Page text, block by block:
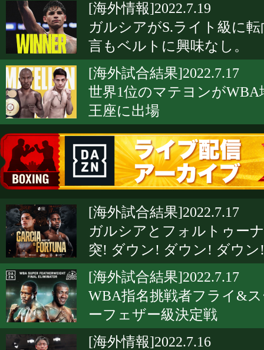
[海外情報]2022.7.19
ガルシアがS.ライト級に転
言もベルトに興味なし。
[海外試合結果]2022.7.17
世界1位のマテヨンがWBA
王座に出場
[海外試合結果]2022.7.17
ガルシアとフォルトゥー
突! ダウン! ダウン! ダウン!
[海外試合結果]2022.7.17
WBA指名挑戦者フライ&
ーフェザー級決定戦
[海外情報]2022.7.16